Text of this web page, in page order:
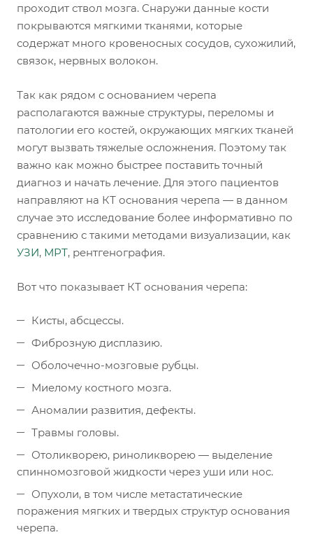
проходит ствол мозга. Снаружи данные кости
покрываются мягкими тканями, которые
содержат много кровеносных сосудов, сухожилий,
связок, нервных волокон.
Так как рядом с основанием черепа
располагаются важные структуры, переломы и
патологии его костей, окружающих мягких тканей
могут вызвать тяжелые осложнения. Поэтому так
важно как можно быстрее поставить точный
диагноз и начать лечение. Для этого пациентов
направляют на КТ основания черепа — в данном
случае это исследование более информативно по
сравнению с такими методами визуализации, как
УЗИ, МРТ, рентгенография.
Вот что показывает КТ основания черепа:
Кисты, абсцессы.
Фиброзную дисплазию.
Оболочечно-мозговые рубцы.
Миелому костного мозга.
Аномалии развития, дефекты.
Травмы головы.
Отоликворею, риноликворею — выделение
спинномозговой жидкости через уши или нос.
Опухоли, в том числе метастатические
поражения мягких и твердых структур основания
черепа.